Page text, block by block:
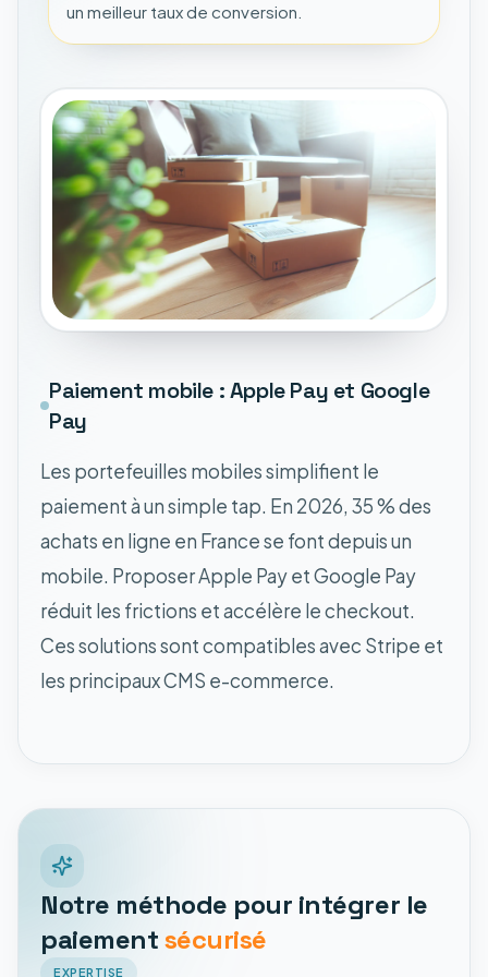
un meilleur taux de conversion.
Paiement mobile : Apple Pay et Google
Pay
Les portefeuilles mobiles simplifient le
paiement à un simple tap. En 2026, 35 % des
achats en ligne en France se font depuis un
mobile. Proposer Apple Pay et Google Pay
réduit les frictions et accélère le checkout.
Ces solutions sont compatibles avec Stripe et
les principaux CMS e-commerce.
Notre méthode pour intégrer le
paiementsécurisé
EXPERTISE